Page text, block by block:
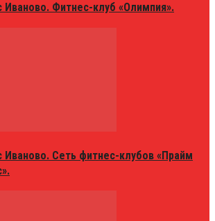
Иваново. Фитнес-клуб «Олимпия».
Иваново. Сеть фитнес-клубов «Прайм